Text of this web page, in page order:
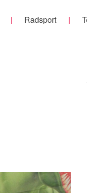
Radsport